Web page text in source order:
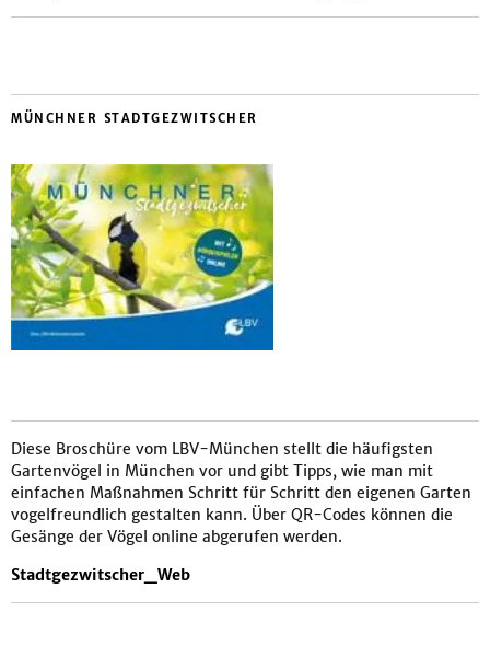
MÜNCHNER STADTGEZWITSCHER
Diese Broschüre vom LBV-München stellt die häufigsten
Gartenvögel in München vor und gibt Tipps, wie man mit
einfachen Maßnahmen Schritt für Schritt den eigenen Garten
vogelfreundlich gestalten kann. Über QR-Codes können die
Gesänge der Vögel online abgerufen werden.
Stadtgezwitscher_Web